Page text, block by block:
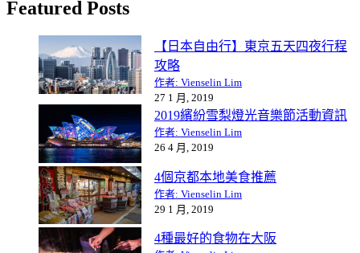
Featured Posts
【日本自由行】東京五天四夜行程
攻略
作者: Vienselin Lim
27 1 月, 2019
2019繽紛雪梨燈光音樂節活動資訊
作者: Vienselin Lim
26 4 月, 2019
4個京都本地美食推薦
作者: Vienselin Lim
29 1 月, 2019
4種最好的食物在大阪